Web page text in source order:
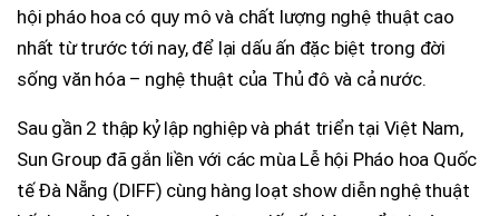
hội pháo hoa có quy mô và chất lượng nghệ thuật cao
nhất từ trước tới nay, để lại dấu ấn đặc biệt trong đời
sống văn hóa – nghệ thuật của Thủ đô và cả nước.
Sau gần 2 thập kỷ lập nghiệp và phát triển tại Việt Nam,
Sun Group đã gắn liền với các mùa Lễ hội Pháo hoa Quốc
tế Đà Nẵng (DIFF) cùng hàng loạt show diễn nghệ thuật